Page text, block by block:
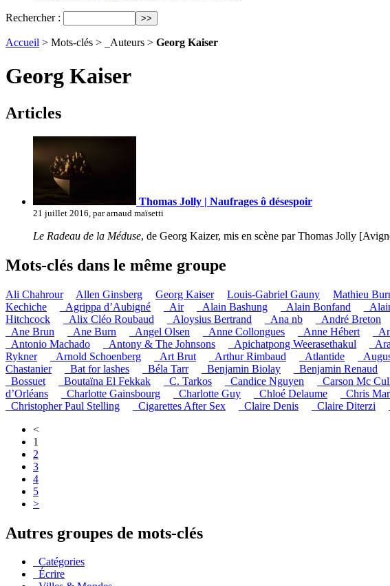
Rechercher :
Accueil > Mots-clés > _Auteurs > Georg Kaiser
Georg Kaiser
Articles
Thomas Jolly | Naufrages ô désespoir
21 juillet 2016, par arnaud maïsetti
Le Radeau de la Méduse, de Georg Kaizer, mis en scène par Thomas Jolly
Mots-clés dans le même groupe
Ali Chahrour Allen Ginsberg Georg Kaiser Louis-Gabriel Gauny Mathieu
Kechiche
_Agrippa d’Aubigné _Air _Alain Bashung _Alain Bonfand
Hitchcock
_Alix Cléo Roubaud _Aloysius Bertrand _Ana nb _André Breton
_Ane Brun
_Ane Burn _Angel Olsen _Anne Collongues _Anne Hébert
_Antonio Machado
_Antony & The Johnsons _Apichatpong Weerasethakul
Rykner
_Arnold Schoenberg _Art Brut _Arthur Rimbaud _Atlantide
Chastanier
_Bat for lashes _Béla Tarr _Benjamin Biolay _Benjamin Renaud
_Bossuet
_Boutaïna El Fekkak _C. Tarkos _Candice Nguyen _Carson Mc
d’Orléans
_Charlotte Gainsbourg _Charlotte Guy _Chloé Delaume _Chris
_Christopher Paul Stelling
_Cigarettes After Sex _Claire Denis _Claire Diterzi
<
1
2
3
4
5
>
Autres groupes de mots-clés
_Catégories
_Écrire